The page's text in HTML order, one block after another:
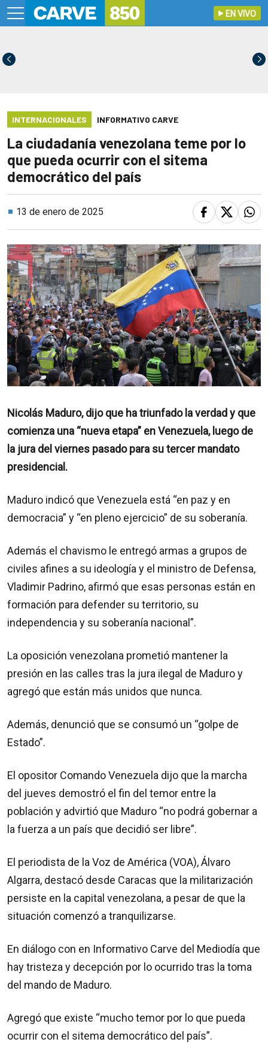
EN VIVO
INTERNACIONALES INFORMATIVO CARVE
La ciudadanía venezolana teme por lo
que pueda ocurrir con el sitema
democrático del país
13 de enero de 2025
Nicolás Maduro, dijo que ha triunfado la verdad y que
comienza una “nueva etapa” en Venezuela, luego de
la jura del viernes pasado para su tercer mandato
presidencial.
Maduro indicó que Venezuela está “en paz y en
democracia” y “en pleno ejercicio” de su soberanía.
Además el chavismo le entregó armas a grupos de
civiles afines a su ideología y el ministro de Defensa,
Vladimir Padrino, afirmó que esas personas están en
formación para defender su territorio, su
independencia y su soberanía nacional”.
La oposición venezolana prometió mantener la
presión en las calles tras la jura ilegal de Maduro y
agregó que están más unidos que nunca.
Además, denunció que se consumó un “golpe de
Estado”.
El opositor Comando Venezuela dijo que la marcha
del jueves demostró el fin del temor entre la
población y advirtió que Maduro “no podrá gobernar a
la fuerza a un país que decidió ser libre”.
El periodista de la Voz de América (VOA), Álvaro
Algarra, destacó desde Caracas que la militarización
persiste en la capital venezolana, a pesar de que la
situación comenzó a tranquilizarse.
En diálogo con en Informativo Carve del Mediodía que
hay tristeza y decepción por lo ocurrido tras la toma
del mando de Maduro.
Agregó que existe “mucho temor por lo que pueda
ocurrir con el sitema democrático del país”.